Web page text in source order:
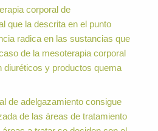
corporal de
que la descrita en el punto
radica en las sustancias que
de la mesoterapia corporal
diuréticos y productos quema
de adelgazamiento consigue
de las áreas de tratamiento